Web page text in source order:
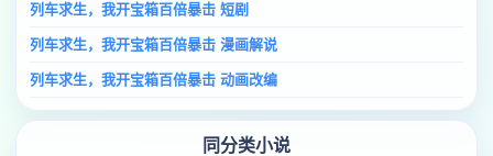
列车求生，我开宝箱百倍暴击 短剧
列车求生，我开宝箱百倍暴击 漫画解说
列车求生，我开宝箱百倍暴击 动画改编
同分类小说